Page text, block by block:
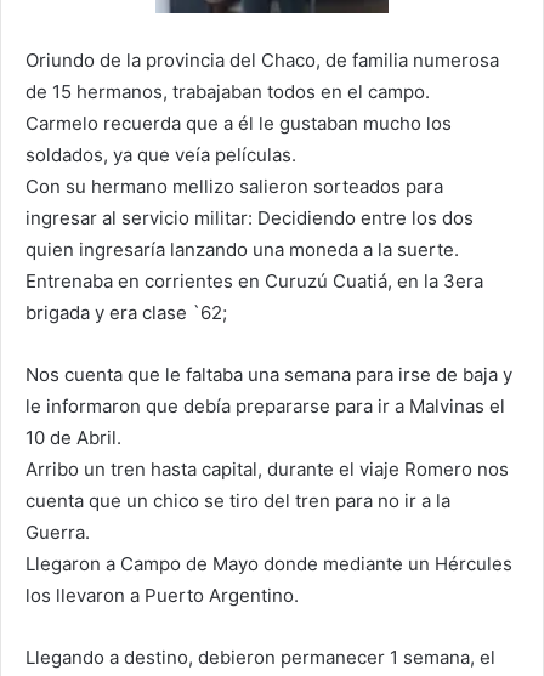
Oriundo de la provincia del Chaco, de familia numerosa
de 15 hermanos, trabajaban todos en el campo.
Carmelo recuerda que a él le gustaban mucho los
soldados, ya que veía películas.
Con su hermano mellizo salieron sorteados para
ingresar al servicio militar: Decidiendo entre los dos
quien ingresaría lanzando una moneda a la suerte.
Entrenaba en corrientes en Curuzú Cuatiá, en la 3era
brigada y era clase `62;
Nos cuenta que le faltaba una semana para irse de baja y
le informaron que debía prepararse para ir a Malvinas el
10 de Abril.
Arribo un tren hasta capital, durante el viaje Romero nos
cuenta que un chico se tiro del tren para no ir a la
Guerra.
Llegaron a Campo de Mayo donde mediante un Hércules
los llevaron a Puerto Argentino.
Llegando a destino, debieron permanecer 1 semana, el